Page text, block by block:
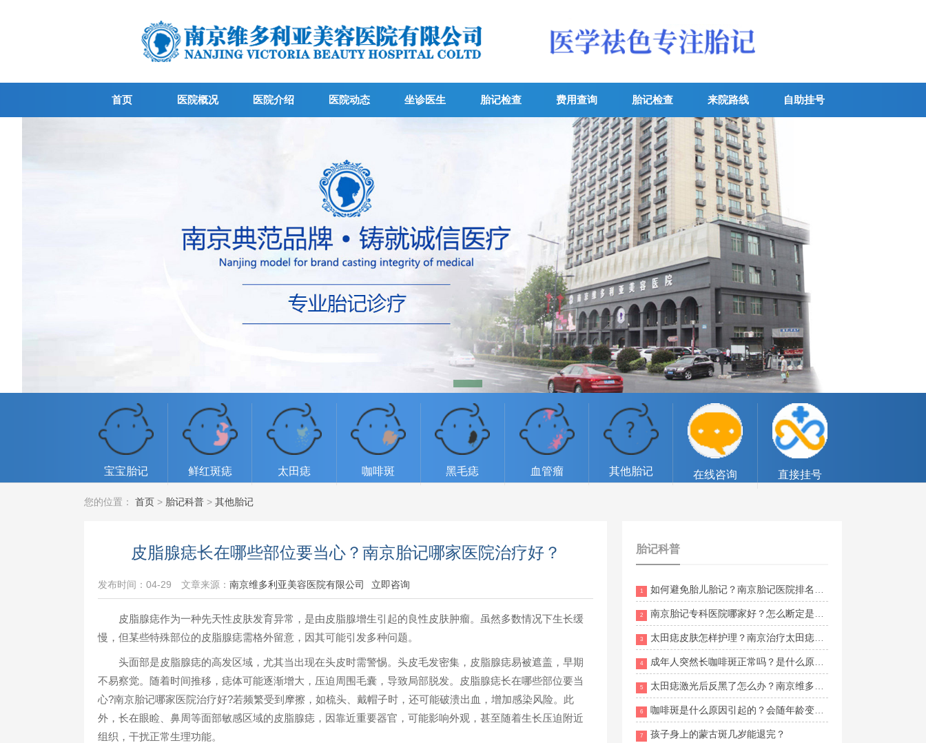
首页 医院概况 医院介绍 医院动态 坐诊医生 胎记检查 费用查询 胎记检查 来院路线 自助挂号
1
宝宝胎记 鲜红斑痣 太田痣 咖啡斑 黑毛痣 血管瘤 其他胎记 在线咨询 直接挂号
您的位置： 首页 > 胎记科普 > 其他胎记
皮脂腺痣长在哪些部位要当心？南京胎记哪家医院治疗好？
发布时间：04-29 文章来源： 南京维多利亚美容医院有限公司 立即咨询
皮脂腺痣作为一种先天性皮肤发育异常，是由皮脂腺增生引起的良性皮肤肿瘤。虽然多数情况下生长缓
慢，但某些特殊部位的皮脂腺痣需格外留意，因其可能引发多种问题。​
头面部是皮脂腺痣的高发区域，尤其当出现在头皮时需警惕。头皮毛发密集，皮脂腺痣易被遮盖，早期
不易察觉。随着时间推移，痣体可能逐渐增大，压迫周围毛囊，导致局部脱发。皮脂腺痣长在哪些部位要当
心?南京胎记哪家医院治疗好?若频繁受到摩擦，如梳头、戴帽子时，还可能破溃出血，增加感染风险。此
外，长在眼睑、鼻周等面部敏感区域的皮脂腺痣，因靠近重要器官，可能影响外观，甚至随着生长压迫附近
组织，干扰正常生理功能。​
胎记科普
1 如何避免胎儿胎记？南京胎记医院排名第几？
2 南京胎记专科医院哪家好？怎么断定是不是黑毛痣？
3 太田痣皮肤怎样护理？南京治疗太田痣哪里比较好一点？
4 成年人突然长咖啡斑正常吗？是什么原因导致的？
5 太田痣激光后反黑了怎么办？南京维多利亚胎记诊疗怎么样？
6 咖啡斑是什么原因引起的？会随年龄变多吗？
7 孩子身上的蒙古斑几岁能退完？